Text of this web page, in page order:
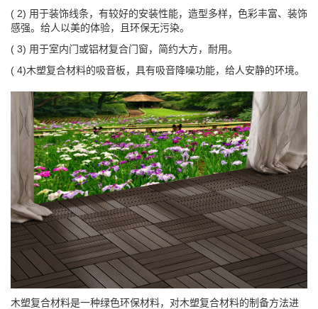
( 2) 用于装饰线条，有较好的安装性能，造型多样，色彩丰富、装饰
感强。给人以美的体验，且环保无污染。
( 3) 用于室内门或铝材复合门窗，简约大方，耐用。
( 4)木塑复合材料的吸音板，具有吸音降噪功能，给人安静的环境。
木塑复合材料是一种绿色环保材料，对木塑复合材料的制备方法进